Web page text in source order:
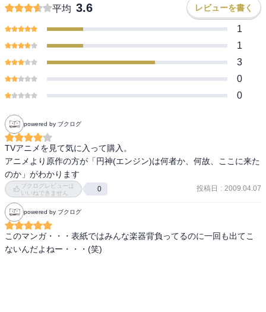
平均 3.6 レビューを書く
1
1
3
0
0
powered by ブクログ
TVアニメを見て気に入って購入。
アニメより原作の方が「円神(エンジン)は何者か、何故、ここに来た
のか」がわかります
ブクログレビューは
いいねできません
0 投稿日 : 2009.04.07
powered by ブクログ
このマンガ・・・表紙ではみんな楽器背負ってるのに一回も出てこ
ないんだよねー・・・(笑)